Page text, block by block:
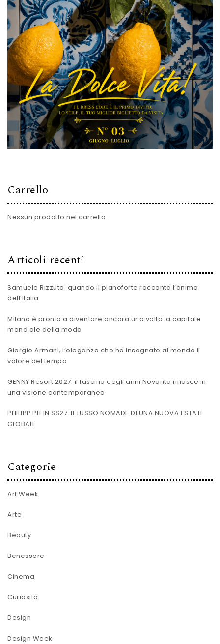
Carrello
Nessun prodotto nel carrello.
Articoli recenti
Samuele Rizzuto: quando il pianoforte racconta l’anima
dell’Italia
Milano è pronta a diventare ancora una volta la capitale
mondiale della moda
Giorgio Armani, l’eleganza che ha insegnato al mondo il
valore del tempo
GENNY Resort 2027: il fascino degli anni Novanta rinasce in
una visione contemporanea
PHILIPP PLEIN SS27: IL LUSSO NOMADE DI UNA NUOVA ESTATE
GLOBALE
Categorie
Art Week
Arte
Beauty
Benessere
Cinema
Curiosità
Design
Design Week